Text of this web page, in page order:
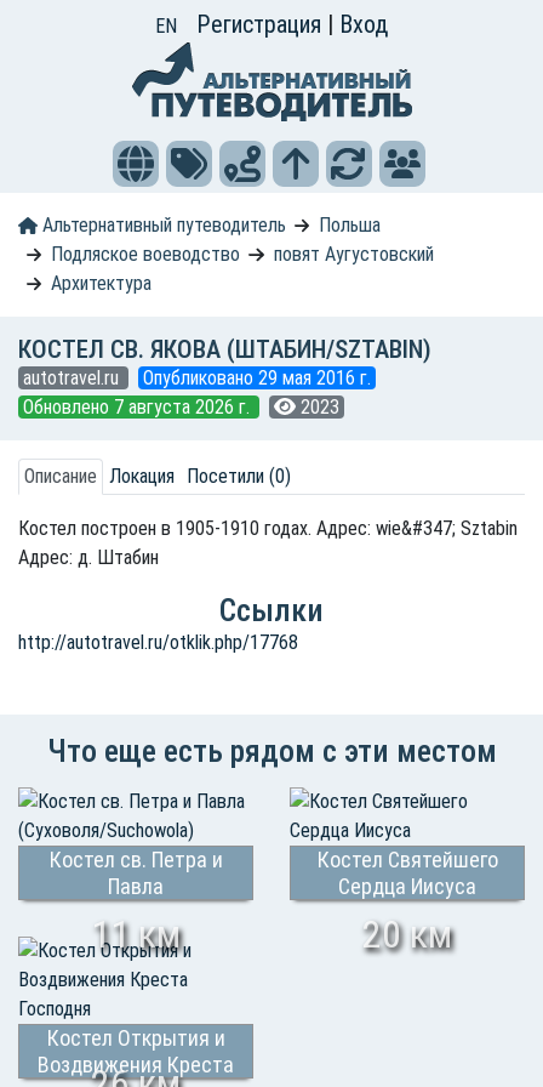
EN Регистрация | Вход
Альтернативный путеводитель
Польша
Подляское воеводство
повят Аугустовский
Архитектура
КОСТЕЛ СВ. ЯКОВА (ШТАБИН/SZTABIN)
autotravel.ru
Опубликовано 29 мая 2016 г.
Обновлено 7 августа 2026 г.
2023
Описание Локация Посетили (0)
Костел построен в 1905-1910 годах. Адрес: wie&#347; Sztabin
Адрес: д. Штабин
Ссылки
http://autotravel.ru/otklik.php/17768
Что еще есть рядом с эти местом
Костел св. Петра и
Павла
11 км
Костел Святейшего
Сердца Иисуса
20 км
Костел Открытия и
Воздвижения Креста